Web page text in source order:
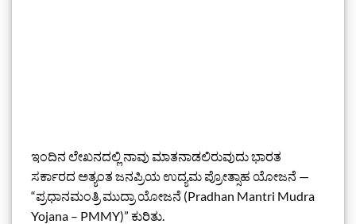
ಇಂದಿನ ಲೇಖನದಲ್ಲಿ ನಾವು ಮಾತನಾಡಲಿರುವುದು ಭಾರತ
ಸರ್ಕಾರದ ಅತ್ಯಂತ ಜನಪ್ರಿಯ ಉದ್ಯಮ ಪ್ರೋತ್ಸಾಹ ಯೋಜನೆ —
“ಪ್ರಧಾನಮಂತ್ರಿ ಮುದ್ರಾ ಯೋಜನೆ (Pradhan Mantri Mudra
Yojana – PMMY)” ಕುರಿತು.